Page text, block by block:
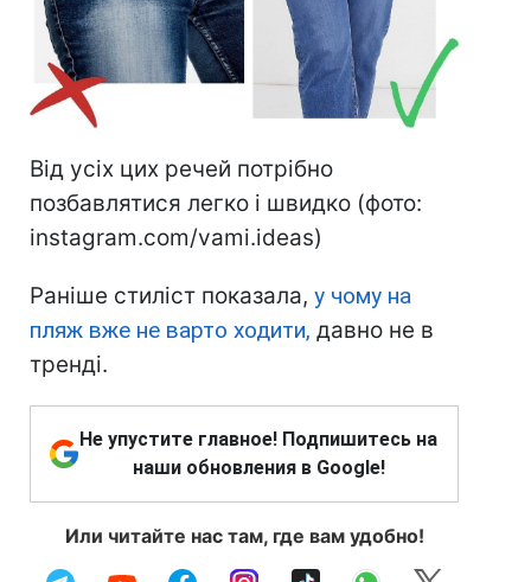
Від усіх цих речей потрібно
позбавлятися легко і швидко (фото:
instagram.com/vami.ideas)
Раніше стиліст показала, у чому на
пляж вже не варто ходити, давно не в
тренді.
Не упустите главное! Подпишитесь на
наши обновления в Google!
Или читайте нас там, где вам удобно!